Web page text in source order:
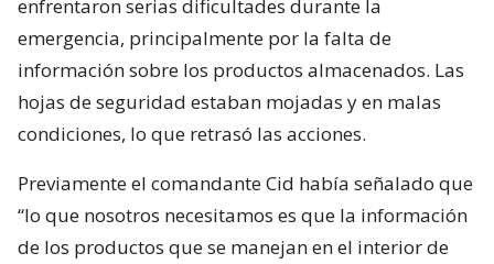
enfrentaron serias dificultades durante la
emergencia, principalmente por la falta de
información sobre los productos almacenados. Las
hojas de seguridad estaban mojadas y en malas
condiciones, lo que retrasó las acciones.
Previamente el comandante Cid había señalado que
“lo que nosotros necesitamos es que la información
de los productos que se manejan en el interior de